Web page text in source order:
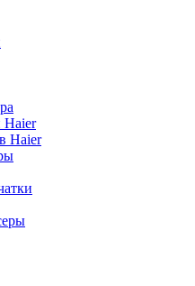
Haier
Haier